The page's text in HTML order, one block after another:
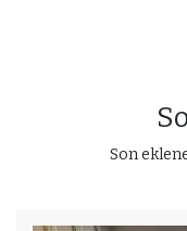
Detayları Göster
Son